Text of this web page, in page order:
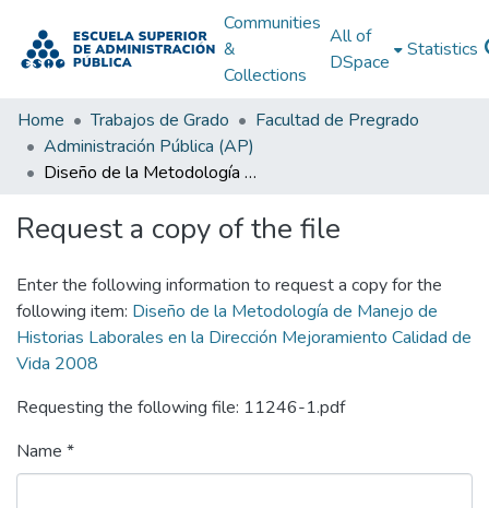
Communities
&
Collections
All of
DSpace
Statistics
Home Trabajos de Grado
Facultad de Pregrado
Administración Pública (AP)
Diseño de la Metodología de Manejo de Historias Laborales en la Dirección Mejoramiento Calidad de Vida 2008
Request a copy of the file
Enter the following information to request a copy for the
following item: Diseño de la Metodología de Manejo de
Historias Laborales en la Dirección Mejoramiento Calidad de
Vida 2008
Requesting the following file: 11246-1.pdf
Name *